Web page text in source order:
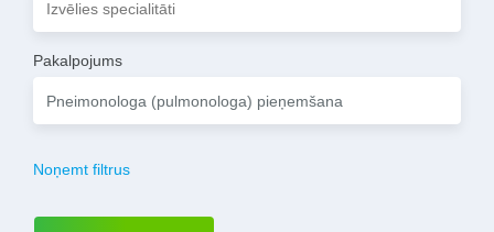
Pakalpojums
Noņemt filtrus